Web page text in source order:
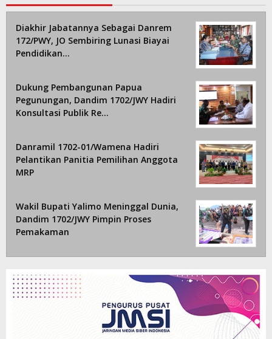
Diakhir Jabatannya Sebagai Danrem
172/PWY, JO Sembiring Lunasi Biayai
Pendidikan…
Dukung Pembangunan Papua
Pegunungan, Dandim 1702/JWY Hadiri
Konsultasi Publik Re…
Danramil 1702-01/Wamena Hadiri
Pelantikan Panitia Pemilihan Anggota
MRP
Wakil Bupati Yalimo Meninggal Dunia,
Dandim 1702/JWY Pimpin Proses
Pemakaman